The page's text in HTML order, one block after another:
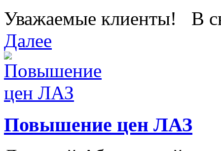
Уважаемые клиенты! В
Далее
Повышение цен ЛАЗ